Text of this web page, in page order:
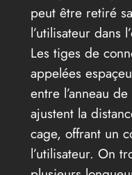
peut être retiré
l’utilisateur dans
Les tiges de
appelées
entre l’anneau
ajustent la
cage, offrant un
l’utilisateur. On